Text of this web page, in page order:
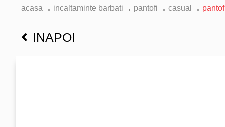
acasa incaltaminte barbati pantofi casual
INAPOI